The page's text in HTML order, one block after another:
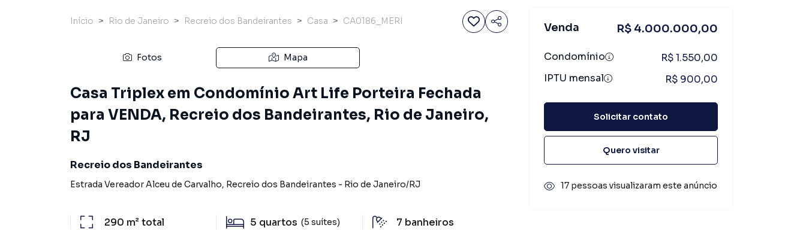
Início Rio de Janeiro Recreio dos Bandeirantes Casa CA0186_MERI
Fotos Mapa
Casa Triplex em Condomínio Art Life Porteira Fechada
para VENDA, Recreio dos Bandeirantes, Rio de Janeiro,
RJ
Recreio dos Bandeirantes
Estrada Vereador Alceu de Carvalho, Recreio dos Bandeirantes - Rio de Janeiro/RJ
290 m²total 5 quartos (5 suítes) 7 banheiros
Venda R$ 4.000.000,00
Condomínio
R$ 1.550,00
IPTU mensal
R$ 900,00
Solicitar contato
Quero visitar
17 pessoas visualizaram este anúncio